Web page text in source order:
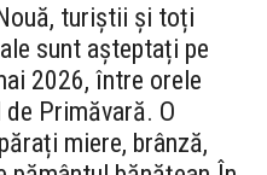
turiștii și toți
sunt așteptați pe
2026, între orele
Primăvară. O
miere, brânză,